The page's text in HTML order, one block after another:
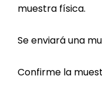
muestra física.
Se enviará una
Confirme la